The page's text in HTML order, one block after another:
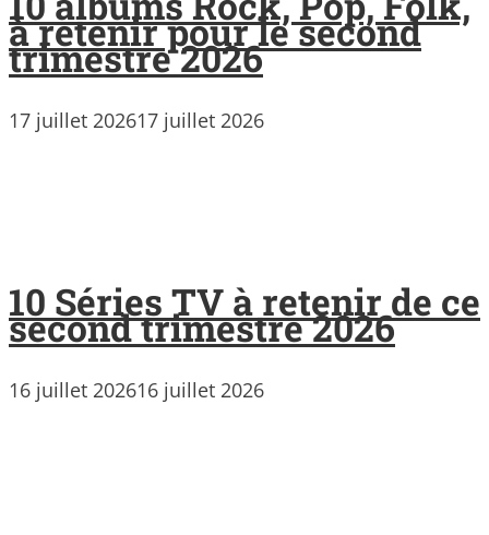
à retenir pour le second
trimestre 2026
17 juillet 202617 juillet 2026
10 Séries TV à retenir de ce
second trimestre 2026
16 juillet 202616 juillet 2026